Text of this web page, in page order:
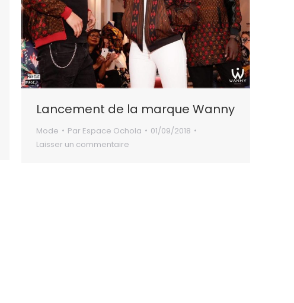
Lancement de la marque Wanny
Mode Par Espace Ochola
01/09/2018
Laisser un commentaire